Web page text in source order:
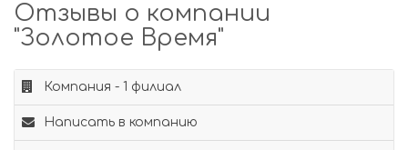
Отзывы о компании
"Золотое Время"
Компания - 1 филиал
Написать в компанию